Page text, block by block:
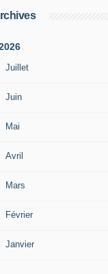
Juillet
Juin
Mai
Avril
Mars
Février
Janvier